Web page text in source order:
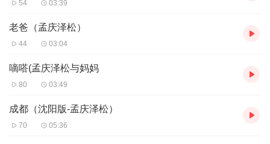
54 03:39
老爸（孟庆泽松）
44 03:04
嘀嗒(孟庆泽松与妈妈
80 03:49
成都（沈阳版-孟庆泽松）
70 05:36